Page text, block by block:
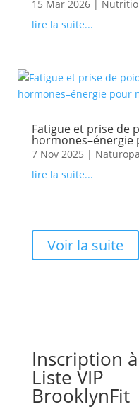
15 Mar 2026|
lire la suite...
Fatigue et prise de
7 Nov 2025 |
lire la suite...
Voir la suite
Inscription
Liste VIP
BrooklynFit